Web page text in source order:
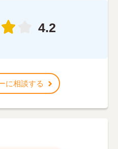
4.2
に相談する